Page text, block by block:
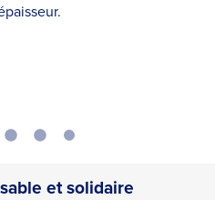
et solidaire